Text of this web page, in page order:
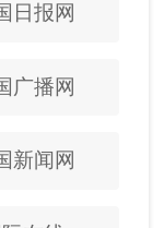
日报网
广播网
新闻网